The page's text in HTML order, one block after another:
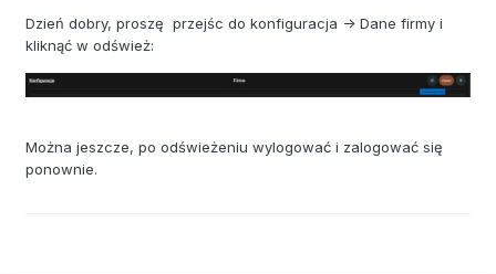
Dzień dobry, proszę przejśc do konfiguracja -> Dane firmy i
kliknąć w odśwież:
Można jeszcze, po odświeżeniu wylogować i zalogować się
ponownie.